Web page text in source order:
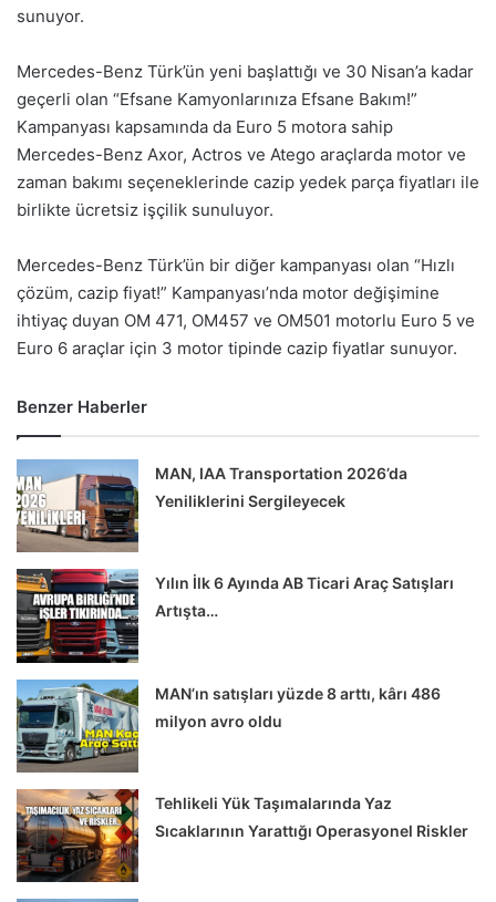
sunuyor.
Mercedes-Benz Türk’ün yeni başlattığı ve 30 Nisan’a kadar
geçerli olan “Efsane Kamyonlarınıza Efsane Bakım!”
Kampanyası kapsamında da Euro 5 motora sahip
Mercedes-Benz Axor, Actros ve Atego araçlarda motor ve
zaman bakımı seçeneklerinde cazip yedek parça fiyatları ile
birlikte ücretsiz işçilik sunuluyor.
Mercedes-Benz Türk’ün bir diğer kampanyası olan “Hızlı
çözüm, cazip fiyat!” Kampanyası’nda motor değişimine
ihtiyaç duyan OM 471, OM457 ve OM501 motorlu Euro 5 ve
Euro 6 araçlar için 3 motor tipinde cazip fiyatlar sunuyor.
Benzer Haberler
MAN, IAA Transportation 2026’da
Yeniliklerini Sergileyecek
Yılın İlk 6 Ayında AB Ticari Araç Satışları
Artışta…
MAN’ın satışları yüzde 8 arttı, kârı 486
milyon avro oldu
Tehlikeli Yük Taşımalarında Yaz
Sıcaklarının Yarattığı Operasyonel Riskler